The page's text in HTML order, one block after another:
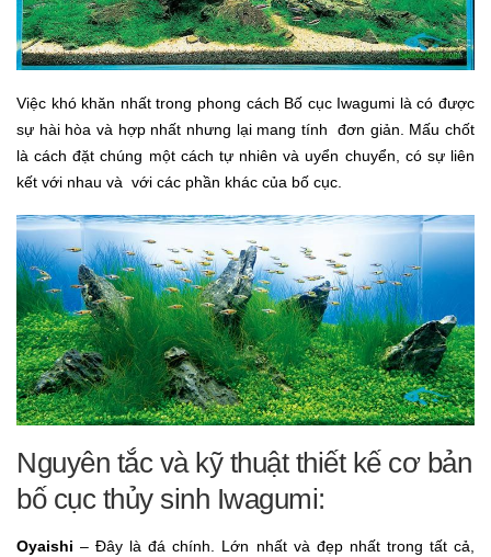
Việc khó khăn nhất trong phong cách Bố cục Iwagumi là có được
sự hài hòa và hợp nhất nhưng lại mang tính đơn giản. Mấu chốt
là cách đặt chúng một cách tự nhiên và uyển chuyển, có sự liên
kết với nhau và với các phần khác của bố cục.
Nguyên tắc và kỹ thuật thiết kế cơ bản
bố cục thủy sinh Iwagumi:
Oyaishi – Đây là đá chính. Lớn nhất và đẹp nhất trong tất cả,